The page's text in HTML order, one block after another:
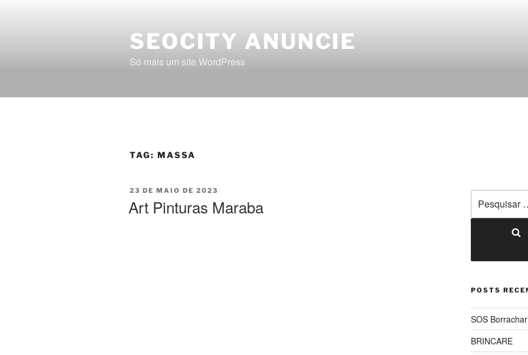
SEOCITY ANUNCIE
Só mais um site WordPress
TAG: MASSA
23 DE MAIO DE 2023
Art Pinturas Maraba
POSTS
SOS
BRINCARE